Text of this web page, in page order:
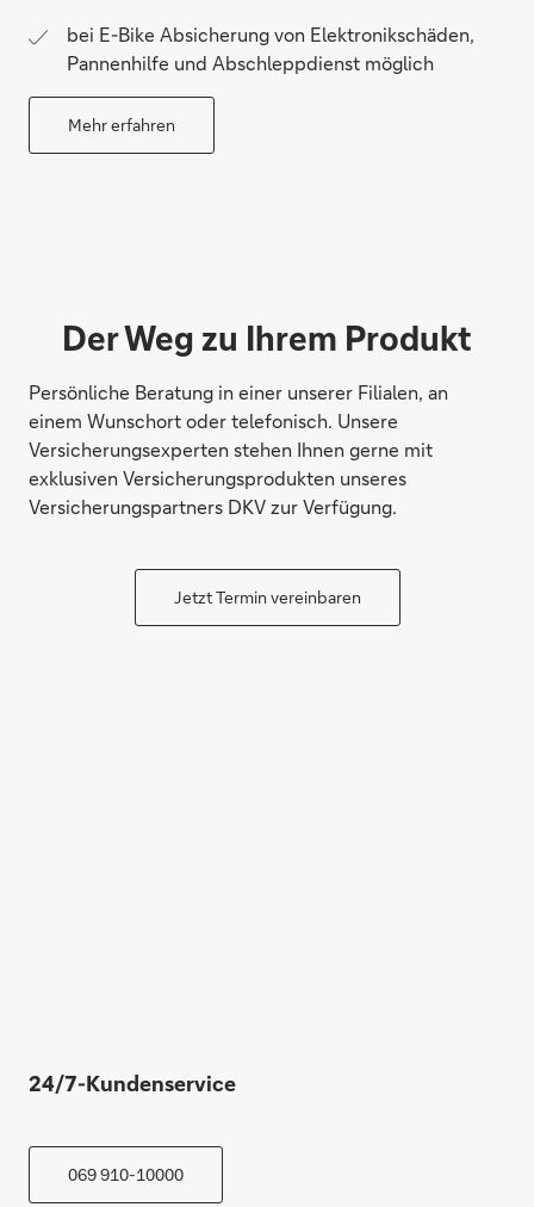
bei E-Bike Absicherung von Elektronikschäden,
Pannenhilfe und Abschleppdienst möglich
Mehr erfahren
Der Weg zu Ihrem Produkt
Persönliche Beratung in einer unserer Filialen, an
einem Wunschort oder telefonisch. Unsere
Versicherungsexperten stehen Ihnen gerne mit
exklusiven Versicherungsprodukten unseres
Versicherungspartners DKV zur Verfügung.
Jetzt Termin vereinbaren
24/7-Kundenservice
069 910-10000